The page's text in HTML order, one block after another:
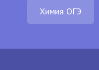
Химия ОГЭ